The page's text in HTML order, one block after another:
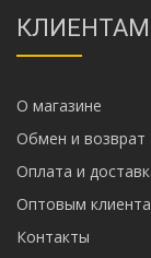
КЛИЕНТАМ
О магазине
Обмен и возврат
Оплата и
Оптовым
Контакты